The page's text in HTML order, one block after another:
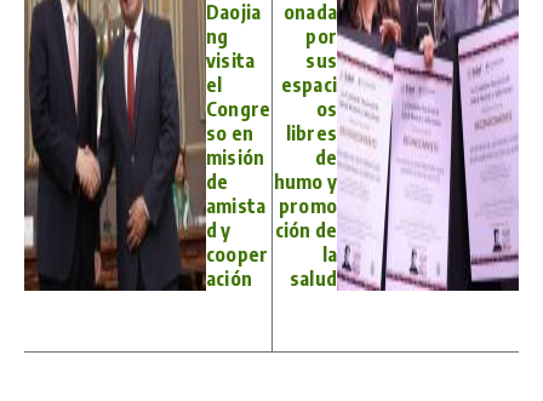
Daojia
ng
visita
el
Congre
so en
misión
de
amista
d y
cooper
ación
onada
por
sus
espaci
os
libres
de
humo y
promo
ción de
la
salud